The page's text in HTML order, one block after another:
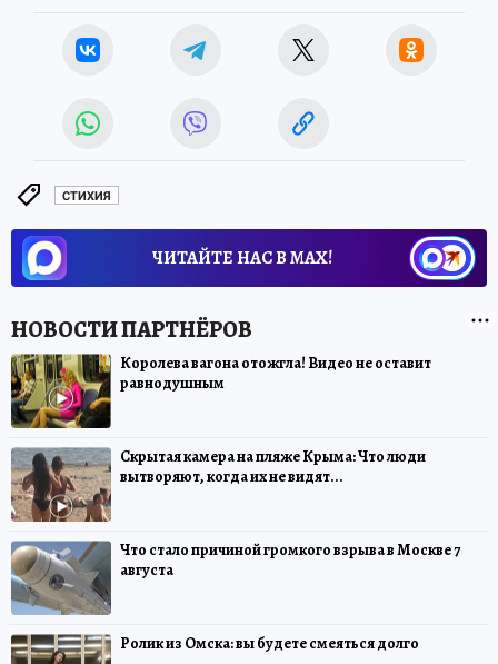
СТИХИЯ
ЧИТАЙТЕ НАС В МАХ!
Королева вагона отожгла! Видео не оставит
равнодушным
Скрытая камера на пляже Крыма: Что люди
вытворяют, когда их не видят...
Что стало причиной громкого взрыва в Москве 7
августа
Ролик из Омска: вы будете смеяться долго